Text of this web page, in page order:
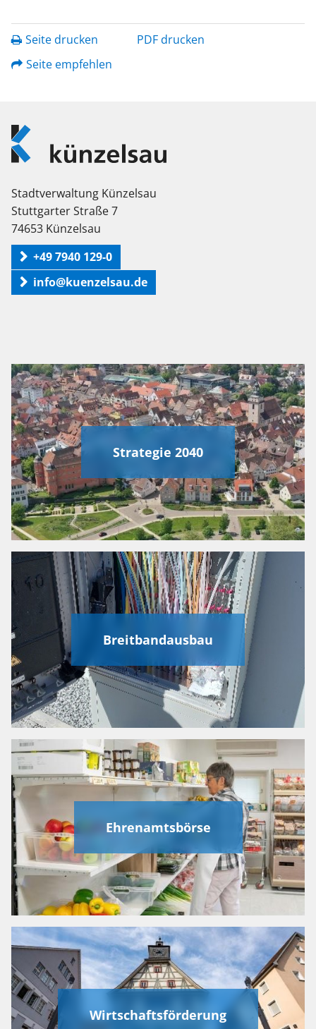
Seite drucken
PDF drucken
Seite empfehlen
Logo
Künzelsau
Stadtverwaltung Künzelsau
Stuttgarter Straße 7
74653 Künzelsau
+49 7940 129-0
info@kuenzelsau.de
Strategie 2040
Breitbandausbau
Ehrenamtsbörse
Wirtschaftsförderung